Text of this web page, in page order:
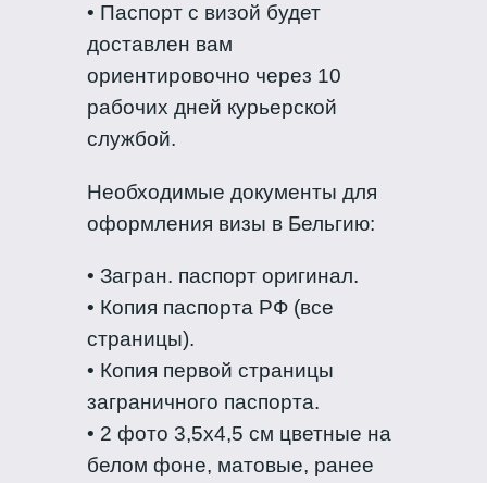
• Паспорт с визой будет
доставлен вам
ориентировочно через 10
рабочих дней курьерской
службой.
Необходимые документы для
оформления визы в Бельгию:
• Загран. паспорт оригинал.
• Копия паспорта РФ (все
страницы).
• Копия первой страницы
заграничного паспорта.
• 2 фото 3,5х4,5 см цветные на
белом фоне, матовые, ранее